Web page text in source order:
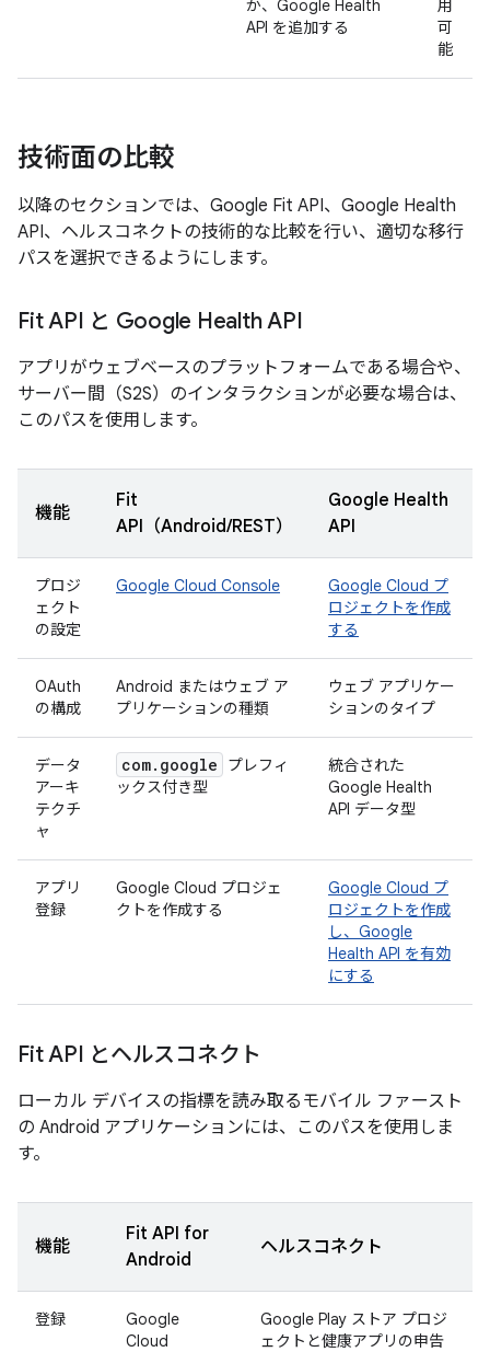
か、Google Health
API を追加する
用
可
能
技術面の比較
以降のセクションでは、Google Fit API、Google Health
API、ヘルスコネクトの技術的な比較を行い、適切な移行
パスを選択できるようにします。
Fit API と Google Health API
アプリがウェブベースのプラットフォームである場合や、
サーバー間（S2S）のインタラクションが必要な場合は、
このパスを使用します。
機能
Fit
API（Android/REST）
Google Health
API
プロジ
ェクト
の設定
Google Cloud Console
Google Cloud プ
ロジェクトを作成
する
OAuth
の構成
Android またはウェブ ア
プリケーションの種類
ウェブ アプリケー
ションのタイプ
データ
アーキ
テクチ
ャ
com. google
プレフィ
ックス付き型
統合された
Google Health
API データ型
アプリ
登録
Google Cloud プロジェ
クトを作成する
Google Cloud プ
ロジェクトを作成
し、Google
Health API を有効
にする
Fit API とヘルスコネクト
ローカル デバイスの指標を読み取るモバイル ファースト
の Android アプリケーションには、このパスを使用しま
す。
機能
Fit API for
Android
ヘルスコネクト
登録
Google
Cloud
Google Play ストア プロジ
ェクトと健康アプリの申告